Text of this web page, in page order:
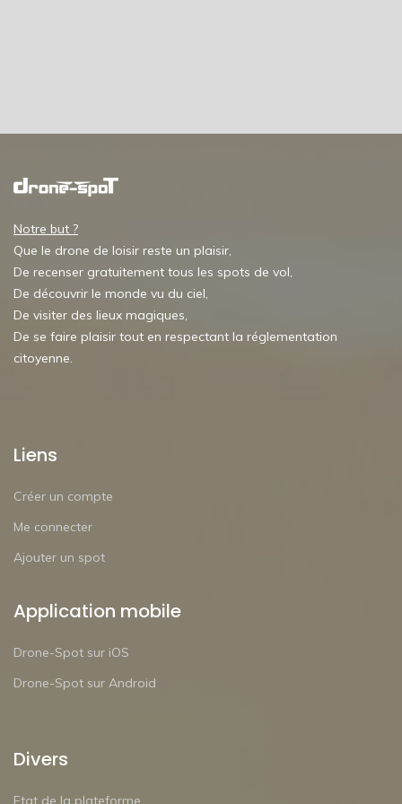
Notre but ?
Que le drone de loisir reste un plaisir,
De recenser gratuitement tous les spots de vol,
De découvrir le monde vu du ciel,
De visiter des lieux magiques,
De se faire plaisir tout en respectant la réglementation
citoyenne.
Liens
Créer un compte
Me connecter
Ajouter un spot
Application mobile
Drone-Spot sur iOS
Drone-Spot sur Android
Divers
Etat de la plateforme